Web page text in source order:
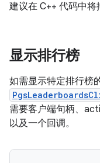
建议在 C++ 代码中将
显示排行榜
如需显示特定排行榜
需要客户端句柄、
以及一个回调。